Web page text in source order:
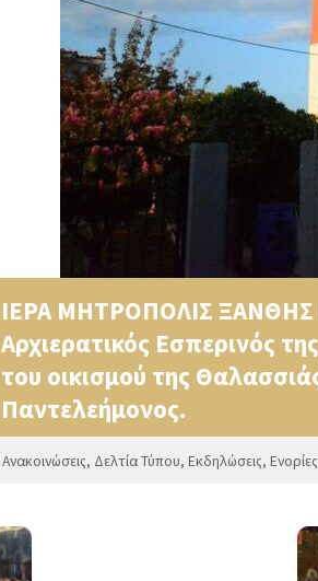
ΙΕΡΑ ΜΗΤΡΟΠΟΛΙΣ ΞΑΝΘΗΣ
Αρχιερατικός Εσπερινός
του οικισμού της
Παντελεήμονος.
Ανακοινώσεις, Δελτία Τύπου, Εκδηλώσεις, Ενορίες